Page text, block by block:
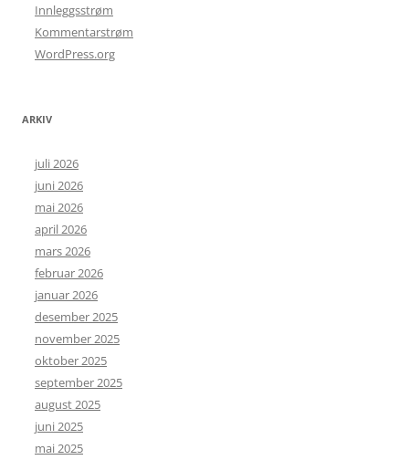
Innleggsstrøm
Kommentarstrøm
WordPress.org
ARKIV
juli 2026
juni 2026
mai 2026
april 2026
mars 2026
februar 2026
januar 2026
desember 2025
november 2025
oktober 2025
september 2025
august 2025
juni 2025
mai 2025